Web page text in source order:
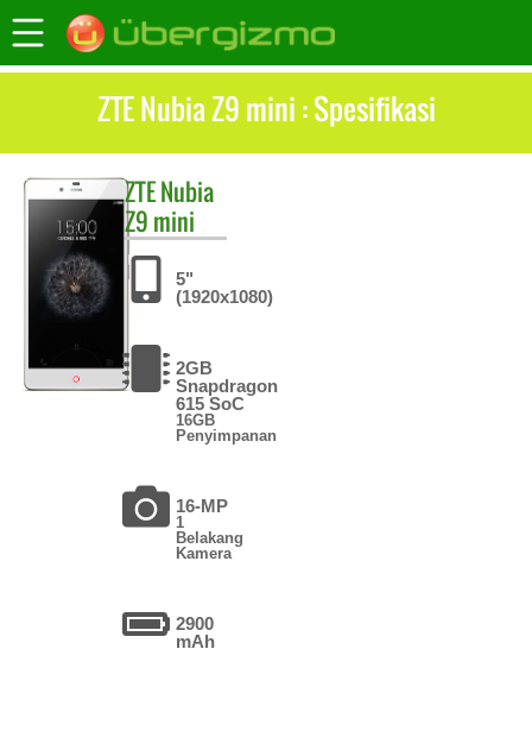
ZTE Nubia Z9 mini : Spesifikasi
ZTENubia
Z9 mini
5"
(1920x1080)
2GB
Snapdragon
615 SoC
16GB
Penyimpanan
16-MP
1
Belakang
Kamera
2900
mAh